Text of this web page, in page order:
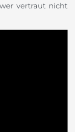
vertraut nicht